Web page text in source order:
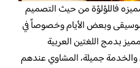
فاللؤلؤة من حيث التصميم
وبعض الأيام وخصوصاً في
بدمج اللغتين العربية
والخدمة جميلة، المشاوي عندهم